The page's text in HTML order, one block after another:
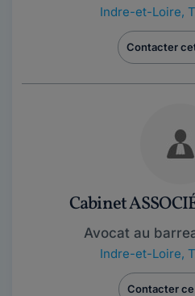
Indre-et-Loire,
Contacter
Cabinet
Avocat au
Indre-et-Loire,
Contacter